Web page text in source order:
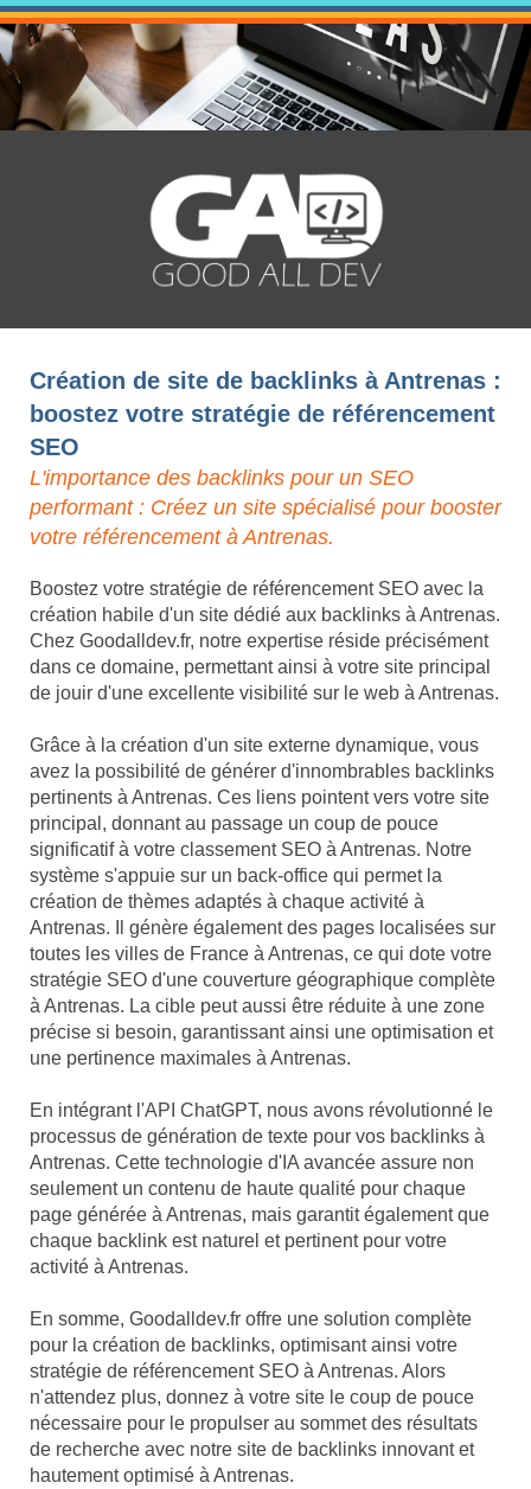
Création de site de backlinks à Antrenas :
boostez votre stratégie de référencement
SEO
L'importance des backlinks pour un SEO
performant : Créez un site spécialisé pour booster
votre référencement à Antrenas.
Boostez votre stratégie de référencement SEO avec la
création habile d'un site dédié aux backlinks à Antrenas.
Chez Goodalldev.fr, notre expertise réside précisément
dans ce domaine, permettant ainsi à votre site principal
de jouir d'une excellente visibilité sur le web à Antrenas.
Grâce à la création d'un site externe dynamique, vous
avez la possibilité de générer d'innombrables backlinks
pertinents à Antrenas. Ces liens pointent vers votre site
principal, donnant au passage un coup de pouce
significatif à votre classement SEO à Antrenas. Notre
système s'appuie sur un back-office qui permet la
création de thèmes adaptés à chaque activité à
Antrenas. Il génère également des pages localisées sur
toutes les villes de France à Antrenas, ce qui dote votre
stratégie SEO d'une couverture géographique complète
à Antrenas. La cible peut aussi être réduite à une zone
précise si besoin, garantissant ainsi une optimisation et
une pertinence maximales à Antrenas.
En intégrant l'API ChatGPT, nous avons révolutionné le
processus de génération de texte pour vos backlinks à
Antrenas. Cette technologie d'IA avancée assure non
seulement un contenu de haute qualité pour chaque
page générée à Antrenas, mais garantit également que
chaque backlink est naturel et pertinent pour votre
activité à Antrenas.
En somme, Goodalldev.fr offre une solution complète
pour la création de backlinks, optimisant ainsi votre
stratégie de référencement SEO à Antrenas. Alors
n'attendez plus, donnez à votre site le coup de pouce
nécessaire pour le propulser au sommet des résultats
de recherche avec notre site de backlinks innovant et
hautement optimisé à Antrenas.